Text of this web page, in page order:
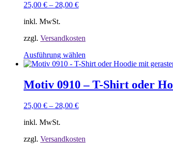
der
gewählt
werden
25,00 € – 28,00 €
inkl. MwSt.
zzgl. Versandkosten
Ausführung wählen
Produkt
mehrere
Varianten
der
Motiv 0910 – T-Shirt oder
25,00 € – 28,00 €
inkl. MwSt.
zzgl. Versandkosten